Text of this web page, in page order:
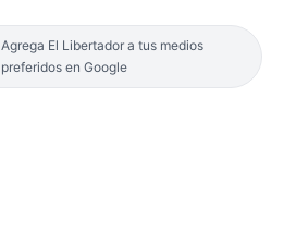
Agrega El Libertador a tus medios
preferidos en Google